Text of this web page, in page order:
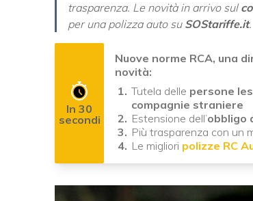
trasparenza. Le novità in arrivo sul
per una polizza auto su SOStariffe.it.
In 30
secondi
Nuove norme RCA, una
novità:
Tutela delle persone
compagnie straniere
Estensione dell’obbligo
Più trasparenza con un
Le migliori polizze RC